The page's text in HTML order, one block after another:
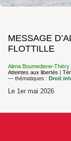
MESSAGE
FLOTTILLE
Alima Boumediene-Thiéry
Atteintes aux libertés |
— thématiques : Droit
Le 1er mai 2026